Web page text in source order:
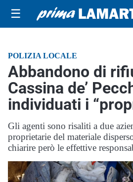
☰
POLIZIA LOCALE
Abbandono di
Cassina de’
individuati i
Gli agenti sono risaliti a due
proprietarie del materiale
chiarire però le effettive